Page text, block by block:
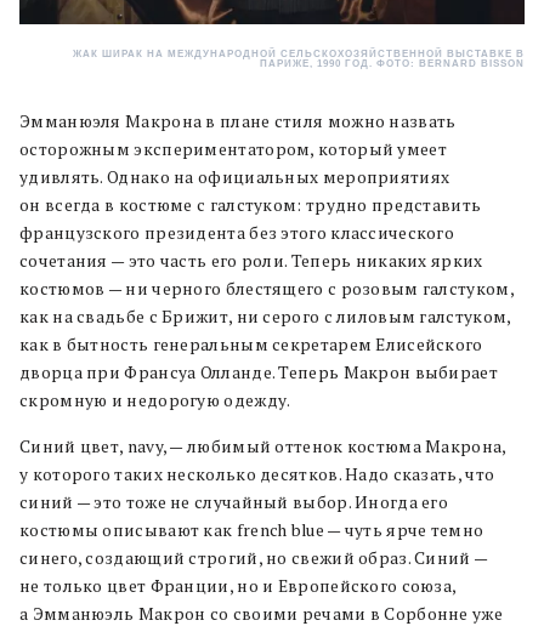
ЖАК ШИРАК НА МЕЖДУНАРОДНОЙ СЕЛЬСКОХОЗЯЙСТВЕННОЙ ВЫСТАВКЕ В
ПАРИЖЕ, 1990 ГОД. ФОТО: BERNARD BISSON
Эмманюэля Макрона в плане стиля можно назвать
осторожным экспериментатором, который умеет
удивлять. Однако на официальных мероприятиях
он всегда в костюме с галстуком: трудно представить
французского президента без этого классического
сочетания — это часть его роли. Теперь никаких ярких
костюмов — ни черного блестящего с розовым галстуком,
как на свадьбе с Брижит, ни серого с лиловым галстуком,
как в бытность генеральным секретарем Елисейского
дворца при Франсуа Олланде. Теперь Макрон выбирает
скромную и недорогую одежду.
Синий цвет, navy, — любимый оттенок костюма Макрона,
у которого таких несколько десятков. Надо сказать, что
синий — это тоже не случайный выбор. Иногда его
костюмы описывают как french blue — чуть ярче темно
синего, создающий строгий, но свежий образ. Синий —
не только цвет Франции, но и Европейского союза,
а Эмманюэль Макрон со своими речами в Сорбонне уже